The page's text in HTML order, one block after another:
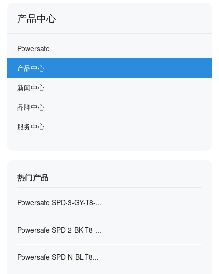
产品中心
Powersafe
产品中心
新闻中心
品牌中心
服务中心
热门产品
Powersafe SPD-3-GY-T8-...
Powersafe SPD-2-BK-T8-...
Powersafe SPD-N-BL-T8...